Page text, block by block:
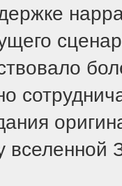
вселенной